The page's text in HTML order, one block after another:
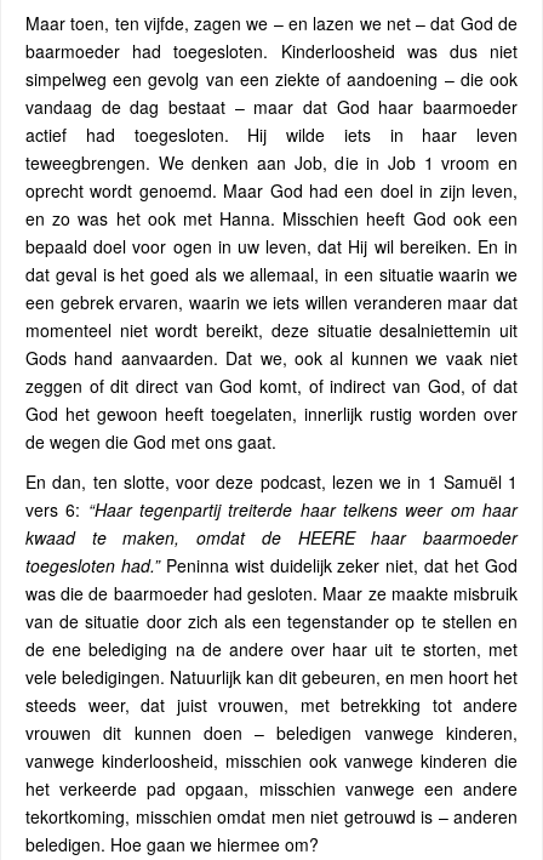
Maar toen, ten vijfde, zagen we – en lazen we net – dat God de
baarmoeder had toegesloten. Kinderloosheid was dus niet
simpelweg een gevolg van een ziekte of aandoening – die ook
vandaag de dag bestaat – maar dat God haar baarmoeder
actief had toegesloten. Hij wilde iets in haar leven
teweegbrengen. We denken aan Job, die in Job 1 vroom en
oprecht wordt genoemd. Maar God had een doel in zijn leven,
en zo was het ook met Hanna. Misschien heeft God ook een
bepaald doel voor ogen in uw leven, dat Hij wil bereiken. En in
dat geval is het goed als we allemaal, in een situatie waarin we
een gebrek ervaren, waarin we iets willen veranderen maar dat
momenteel niet wordt bereikt, deze situatie desalniettemin uit
Gods hand aanvaarden. Dat we, ook al kunnen we vaak niet
zeggen of dit direct van God komt, of indirect van God, of dat
God het gewoon heeft toegelaten, innerlijk rustig worden over
de wegen die God met ons gaat.
En dan, ten slotte, voor deze podcast, lezen we in 1 Samuël 1
vers 6: “Haar tegenpartij treiterde haar telkens weer om haar
kwaad te maken, omdat de HEERE haar baarmoeder
toegesloten had.”Peninna wist duidelijk zeker niet, dat het God
was die de baarmoeder had gesloten. Maar ze maakte misbruik
van de situatie door zich als een tegenstander op te stellen en
de ene belediging na de andere over haar uit te storten, met
vele beledigingen. Natuurlijk kan dit gebeuren, en men hoort het
steeds weer, dat juist vrouwen, met betrekking tot andere
vrouwen dit kunnen doen – beledigen vanwege kinderen,
vanwege kinderloosheid, misschien ook vanwege kinderen die
het verkeerde pad opgaan, misschien vanwege een andere
tekortkoming, misschien omdat men niet getrouwd is – anderen
beledigen. Hoe gaan we hiermee om?